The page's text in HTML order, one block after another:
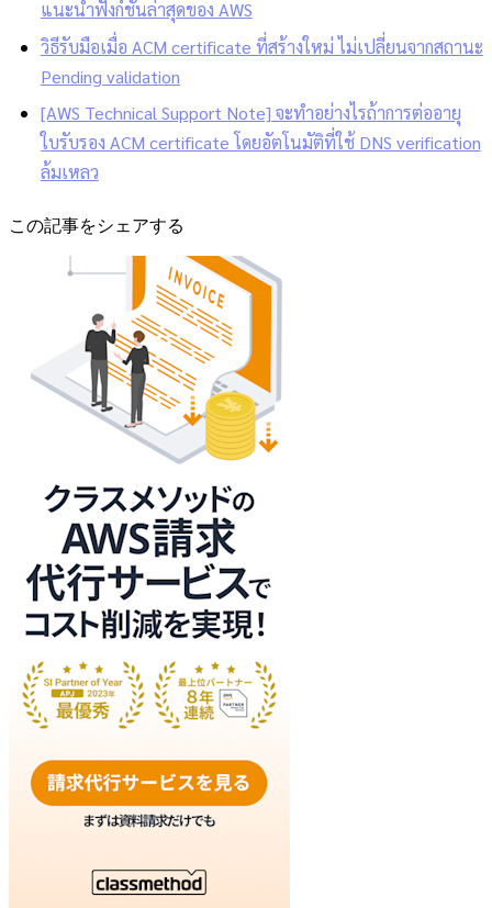
แนะนำฟังก์ชันล่าสุดของ AWS
วิธีรับมือเมื่อ ACM certificate ที่สร้างใหม่ ไม่เปลี่ยนจากสถานะ
Pending validation
[AWS Technical Support Note] จะทำอย่างไรถ้าการต่ออายุ
ใบรับรอง ACM certificate โดยอัตโนมัติที่ใช้ DNS verification
ล้มเหลว
この記事をシェアする